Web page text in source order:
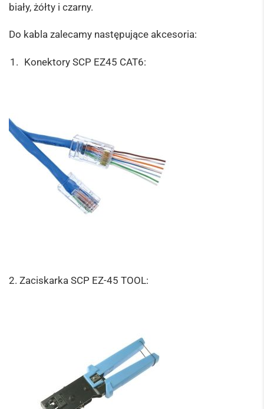
biały, żółty i czarny.
Do kabla zalecamy następujące akcesoria:
Konektory SCP EZ45 CAT6:
2. Zaciskarka SCP EZ-45 TOOL: